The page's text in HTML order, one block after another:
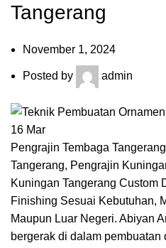
Tangerang
November 1, 2024
Posted by admin
16 Mar
Pengrajin Tembaga
Tangerang, Pengrajin
Kuningan Tangerang Custom
Finishing Sesuai Kebutuhan,
Maupun Luar Negeri. Abiyan
bergerak di dalam